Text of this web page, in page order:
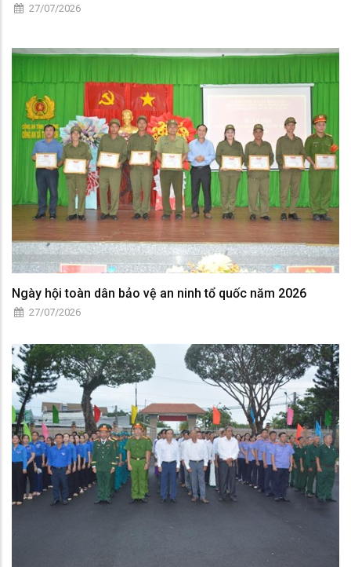
27/07/2026
Ngày hội toàn dân bảo vệ an ninh tổ quốc năm 2026
27/07/2026